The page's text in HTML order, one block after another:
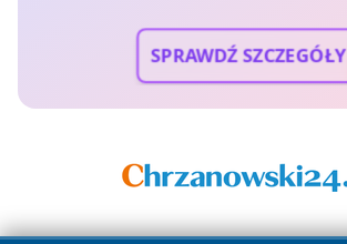
SPRAWDŹ SZCZEGÓŁY